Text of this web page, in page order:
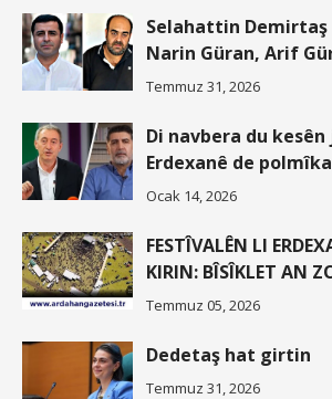
Selahattin Demirtaş
Narin Güran, Arif
Temmuz 31, 2026
Di navbera du kesên
Erdexanê de
Ocak 14, 2026
FESTÎVALÊN LI
KIRIN: BÎSÎKLET AN
Temmuz 05, 2026
Dedetaş hat girtin
Temmuz 31, 2026